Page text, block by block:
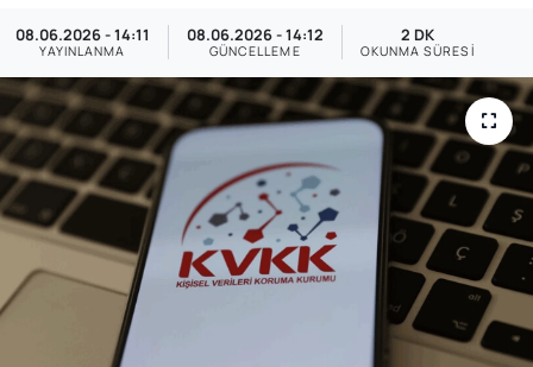
08.06.2026 - 14:11
YAYINLANMA
08.06.2026 - 14:12
GÜNCELLEME
2 DK
OKUNMA SÜRESI